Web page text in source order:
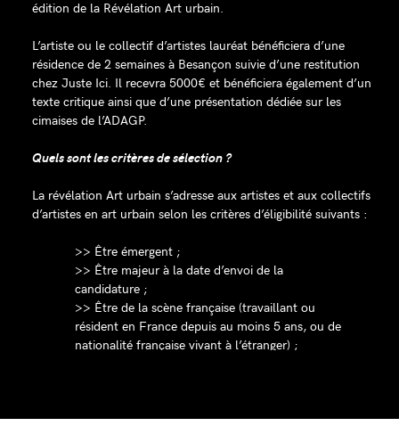
édition de la Révélation Art urbain.
L’artiste ou le collectif d’artistes lauréat bénéficiera d’une
résidence de 2 semaines à Besançon suivie d’une restitution
chez Juste Ici. Il recevra 5000€ et bénéficiera également d’un
texte critique ainsi que d’une présentation dédiée sur les
cimaises de l’ADAGP.
Quels sont les critères de sélection ?
La révélation Art urbain s’adresse aux artistes et aux collectifs
d’artistes en art urbain selon les critères d’éligibilité suivants :
>> Être émergent ;
>> Être majeur à la date d’envoi de la
candidature ;
>> Être de la scène française (travaillant ou
résident en France depuis au moins 5 ans, ou de
nationalité française vivant à l’étranger) ;
Quelles sont les modalités de candidature ?